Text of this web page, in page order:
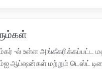
-ல் உள்ள அங்கீகரிக்கப்பட்ட
மற்றும் டெஸ்ட்